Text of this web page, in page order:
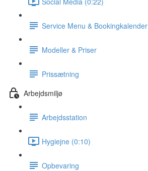
Service Menu & Bookingkalender
Modeller & Priser
Prissætning
Arbejdsmiljø
Arbejdsstation
Hygiejne (0:10)
Opbevaring